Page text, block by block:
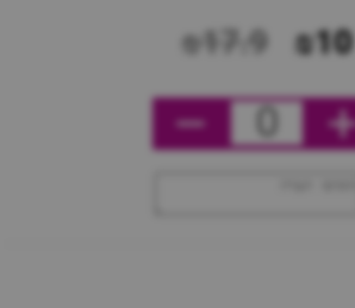
₪10
₪17.9
0